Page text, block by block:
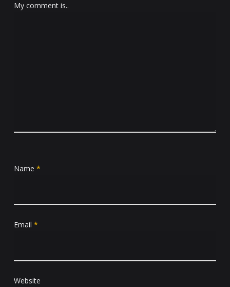
My comment is..
Name *
Email *
Website